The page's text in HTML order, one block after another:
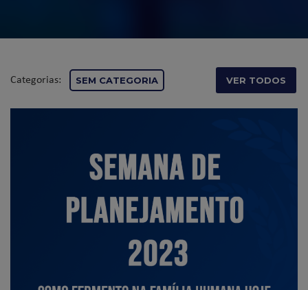
Categorias: SEM CATEGORIA VER TODOS